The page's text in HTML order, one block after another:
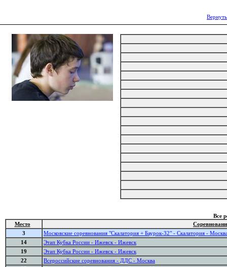
Все
Место
3
Московские соревнования "Скалатория + Баурок-32" - Скалатория -
14
Этап Кубка России - Ижевск - Ижевск
19
Этап Кубка России - Ижевск - Ижевск
22
Всероссийские соревнования - ДДС - Москва